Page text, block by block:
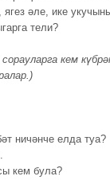
ягез әле, ике
тели?
кем
ничәнче елда туа?
кем була?